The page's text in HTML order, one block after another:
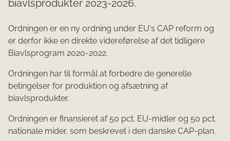
biavlsprodukter 2023-2026.
Ordningen er en ny ordning under EU's CAP reform og
er derfor ikke en direkte videreførelse af det tidligere
Biavlsprogram 2020-2022.
Ordningen har til formål at forbedre de generelle
betingelser for produktion og afsætning af
biavlsprodukter.
Ordningen er finansieret af 50 pct. EU-midler og 50 pct.
nationale mider, som beskrevet i den danske CAP-plan.